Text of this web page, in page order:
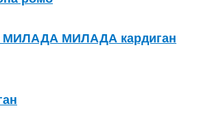
МИЛАДА МИЛАДА кардиган